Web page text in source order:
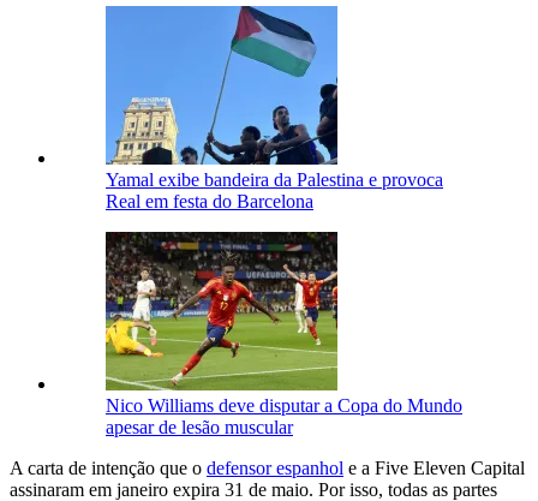
Yamal exibe bandeira da Palestina e provoca
Real em festa do Barcelona
Nico Williams deve disputar a Copa do Mundo
apesar de lesão muscular
A carta de intenção que o defensor espanhol e a Five Eleven Capital
assinaram em janeiro expira 31 de maio. Por isso, todas as partes